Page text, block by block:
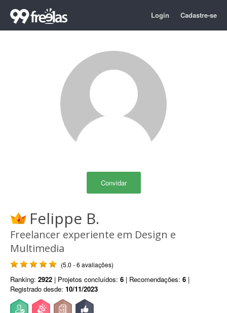
Login Cadastre-se
Convidar
Felippe B.
Freelancer experiente em Design e
Multimedia
(5.0 - 6 avaliações)
Ranking: 2922 | Projetos concluídos: 6 | Recomendações: 6 |
Registrado desde: 10/11/2023